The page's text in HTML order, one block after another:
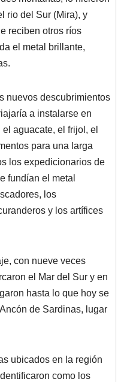
rio del Sur (Mira), y
reciben otros ríos
el metal brillante,
nuevos descubrimientos
a instalarse en
aguacate, el frijol, el
para una larga
los expedicionarios de
fundían el metal
los
y los artífices
con nueve veces
el Mar del Sur y en
hasta lo que hoy se
de Sardinas, lugar
ubicados en la región
como los